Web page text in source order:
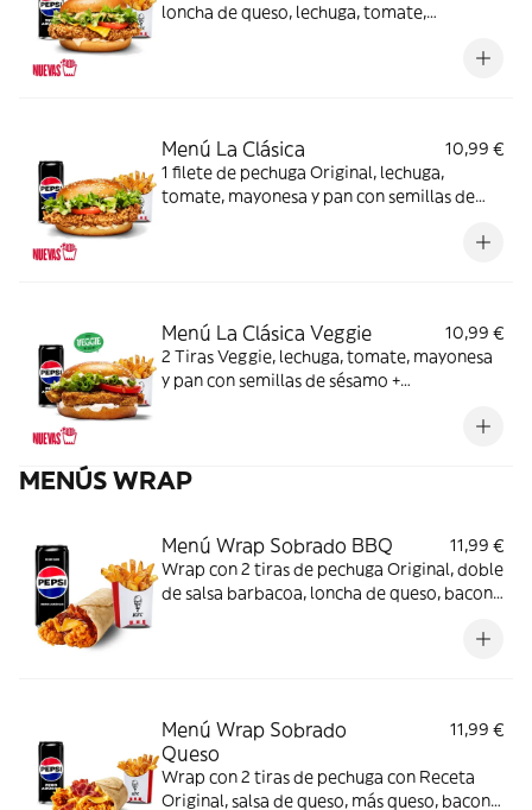
loncha de queso, lechuga, tomate,
Menú La Clásica
10,99 €
1 filete de pechuga Original, lechuga,
tomate, mayonesa y pan con semillas de
Menú La Clásica Veggie
10,99 €
2 Tiras Veggie, lechuga, tomate, mayonesa
y pan con semillas de sésamo +
MENÚS WRAP
Menú Wrap Sobrado BBQ
11,99 €
Wrap con 2 tiras de pechuga Original, doble
de salsa barbacoa, loncha de queso, bacon
Menú Wrap Sobrado
Queso
11,99 €
Wrap con 2 tiras de pechuga con Receta
Original, salsa de queso, más queso, bacon y